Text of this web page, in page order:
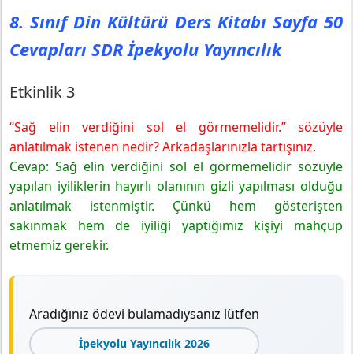
8. Sınıf Din Kültürü Ders Kitabı Sayfa 50
Cevapları SDR İpekyolu Yayıncılık
Etkinlik 3
“Sağ elin verdiğini sol el görmemelidir.” sözüyle
anlatılmak istenen nedir? Arkadaşlarınızla tartışınız.
Cevap: Sağ elin verdiğini sol el görmemelidir sözüyle
yapılan iyiliklerin hayırlı olanının gizli yapılması olduğu
anlatılmak istenmiştir. Çünkü hem gösterişten
sakınmak hem de iyiliği yaptığımız kişiyi mahçup
etmemiz gerekir.
Aradığınız ödevi bulamadıysanız lütfen
İpekyolu Yayıncılık 2026